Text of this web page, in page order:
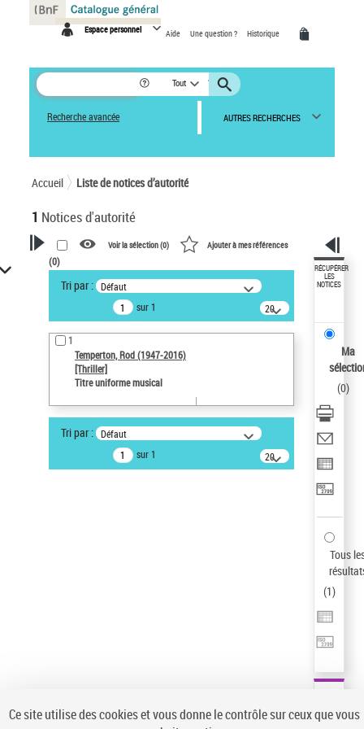
Espace personnel Aide Une question ? Historique
Tout
Recherche avancée AUTRES RECHERCHES
Accueil Liste de notices d’autorité
1 Notices d'autorité
VOTRE RECHERCHE
Recherche avancée dans les
notices d’autorité
Œuvres liées à l'auteur :
Temperton, Rod (1947-2016)
Type de notice d'autorité
Voir la sélection (0) Ajouter à mes références
(0)
Tri par : Défaut
sur 1
20
résultats/page
1
Temperton, Rod (1947-2016)
[Thriller]
Titre uniforme musical
Tri par : Défaut
sur 1
20
résultats/page
RÉCUPÉRER
LES
NOTICES
Ma
(0)
Tous
(1)
Panneau de gestion des cookies
Ce site utilise des cookies et vous donne le contrôle sur ceux que vous